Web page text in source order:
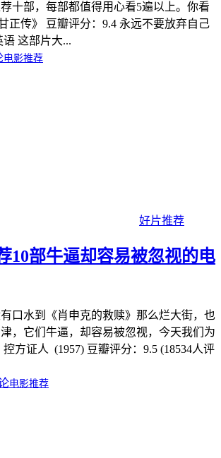
十部，每部都值得用心看5遍以上。你看
正传》 豆瓣评分：9.4 永远不要放弃自己
这部片大...
电影推荐
好片推荐
10部牛逼却容易被忽视的电
口水到《肖申克的救赎》那么烂大街，也
，它们牛逼，却容易被忽视，今天我们为
方证人 (1957) 豆瓣评分：9.5 (18534人评
电影推荐